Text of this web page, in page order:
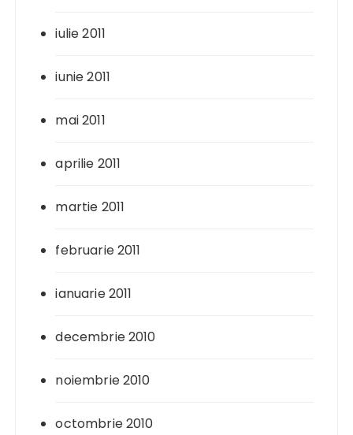
iulie 2011
iunie 2011
mai 2011
aprilie 2011
martie 2011
februarie 2011
ianuarie 2011
decembrie 2010
noiembrie 2010
octombrie 2010